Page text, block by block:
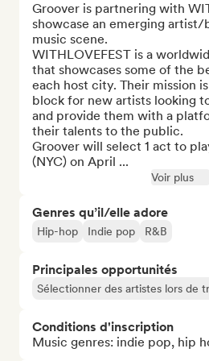
Groover is partnering with
showcase an emerging artist/
music scene.
WITHLOVEFEST is a
that showcases some of the
each host city. Their mission
block for new artists looking
and provide them with a
their talents to the public.
Groover will select 1 act to
(NYC) on April ...
Voir plus
Genres qu’il/elle adore
Hip-hop Indie pop R&B
Principales opportunités
Sélectionner des artistes lors de
Conditions d'inscription
Music genres: indie pop, hip